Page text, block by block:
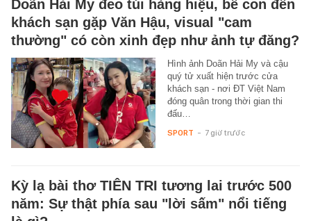
Doãn Hải My đeo túi hàng hiệu, bế con đến
khách sạn gặp Văn Hậu, visual "cam
thường" có còn xinh đẹp như ảnh tự đăng?
Hình ảnh Doãn Hải My và cậu
quý tử xuất hiện trước cửa
khách sạn - nơi ĐT Việt Nam
đóng quân trong thời gian thi
đấu…
SPORT - 7 giờ trước
Kỳ lạ bài thơ TIÊN TRI tương lai trước 500
năm: Sự thật phía sau "lời sấm" nổi tiếng